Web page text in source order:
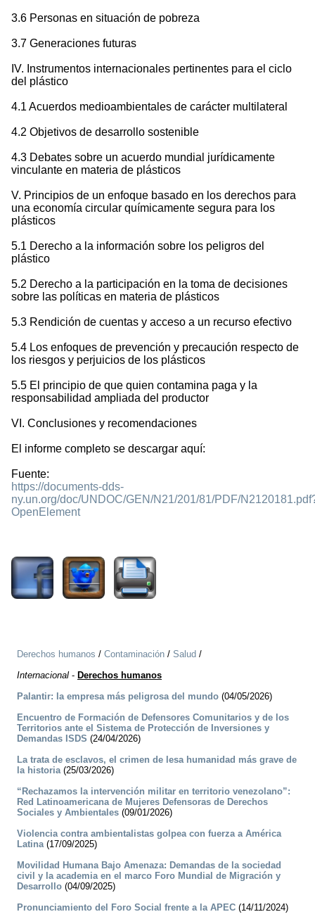
3.6 Personas en situación de pobreza
3.7 Generaciones futuras
IV. Instrumentos internacionales pertinentes para el ciclo
del plástico
4.1 Acuerdos medioambientales de carácter multilateral
4.2 Objetivos de desarrollo sostenible
4.3 Debates sobre un acuerdo mundial jurídicamente
vinculante en materia de plásticos
V. Principios de un enfoque basado en los derechos para
una economía circular químicamente segura para los
plásticos
5.1 Derecho a la información sobre los peligros del
plástico
5.2 Derecho a la participación en la toma de decisiones
sobre las políticas en materia de plásticos
5.3 Rendición de cuentas y acceso a un recurso efectivo
5.4 Los enfoques de prevención y precaución respecto de
los riesgos y perjuicios de los plásticos
5.5 El principio de que quien contamina paga y la
responsabilidad ampliada del productor
VI. Conclusiones y recomendaciones
El informe completo se descargar aquí:
Fuente:
https://documents-dds-
ny.un.org/doc/UNDOC/GEN/N21/201/81/PDF/
OpenElement
Derechos humanos / Contaminación / Salud /
Internacional - Derechos humanos
Palantir: la empresa más peligrosa del mundo (04/05/2026)
Encuentro de Formación de Defensores Comunitarios y de los
Territorios ante el Sistema de Protección de Inversiones y
Demandas ISDS (24/04/2026)
La trata de esclavos, el crimen de lesa humanidad más grave de
la historia(25/03/2026)
“Rechazamos la intervención militar en territorio venezolano”:
Red Latinoamericana de Mujeres Defensoras de Derechos
Sociales y Ambientales (09/01/2026)
Violencia contra ambientalistas golpea con fuerza a América
Latina(17/09/2025)
Movilidad Humana Bajo Amenaza: Demandas de la sociedad
civil y la academia en el marco Foro Mundial de Migración y
Desarrollo (04/09/2025)
Pronunciamiento del Foro Social frente a la APEC (14/11/2024)